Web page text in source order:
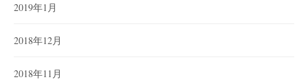
2019年1月
2018年12月
2018年11月